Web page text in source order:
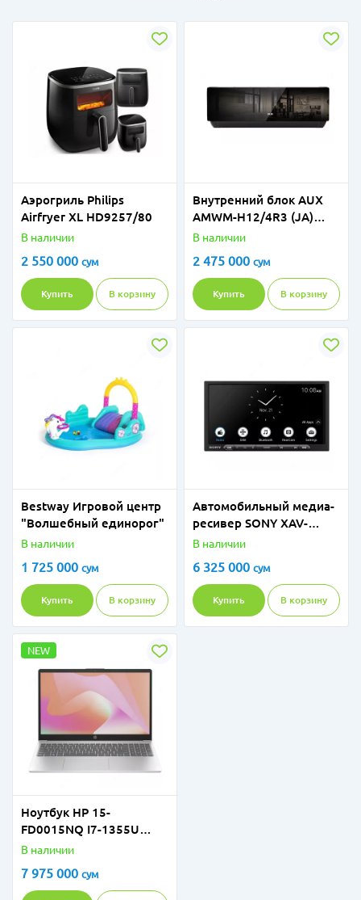
Аэрогриль Philips
Airfryer XL HD9257/80
В наличии
2 550 000 сум
Купить В корзину
Внутренний блок AUX
AMWM-H12/4R3 (JA)
Black
В наличии
2 475 000 сум
Купить В корзину
Bestway Игровой центр
"Волшебный единорог"
В наличии
1 725 000 сум
Купить В корзину
Автомобильный медиа-
ресивер SONY XAV-
AX6000
В наличии
6 325 000 сум
Купить В корзину
NEW
Ноутбук HP 15-
FD0015NQ I7-1355U
16GB 1TB SSD 15,6 FHD
В наличии
7 975 000 сум